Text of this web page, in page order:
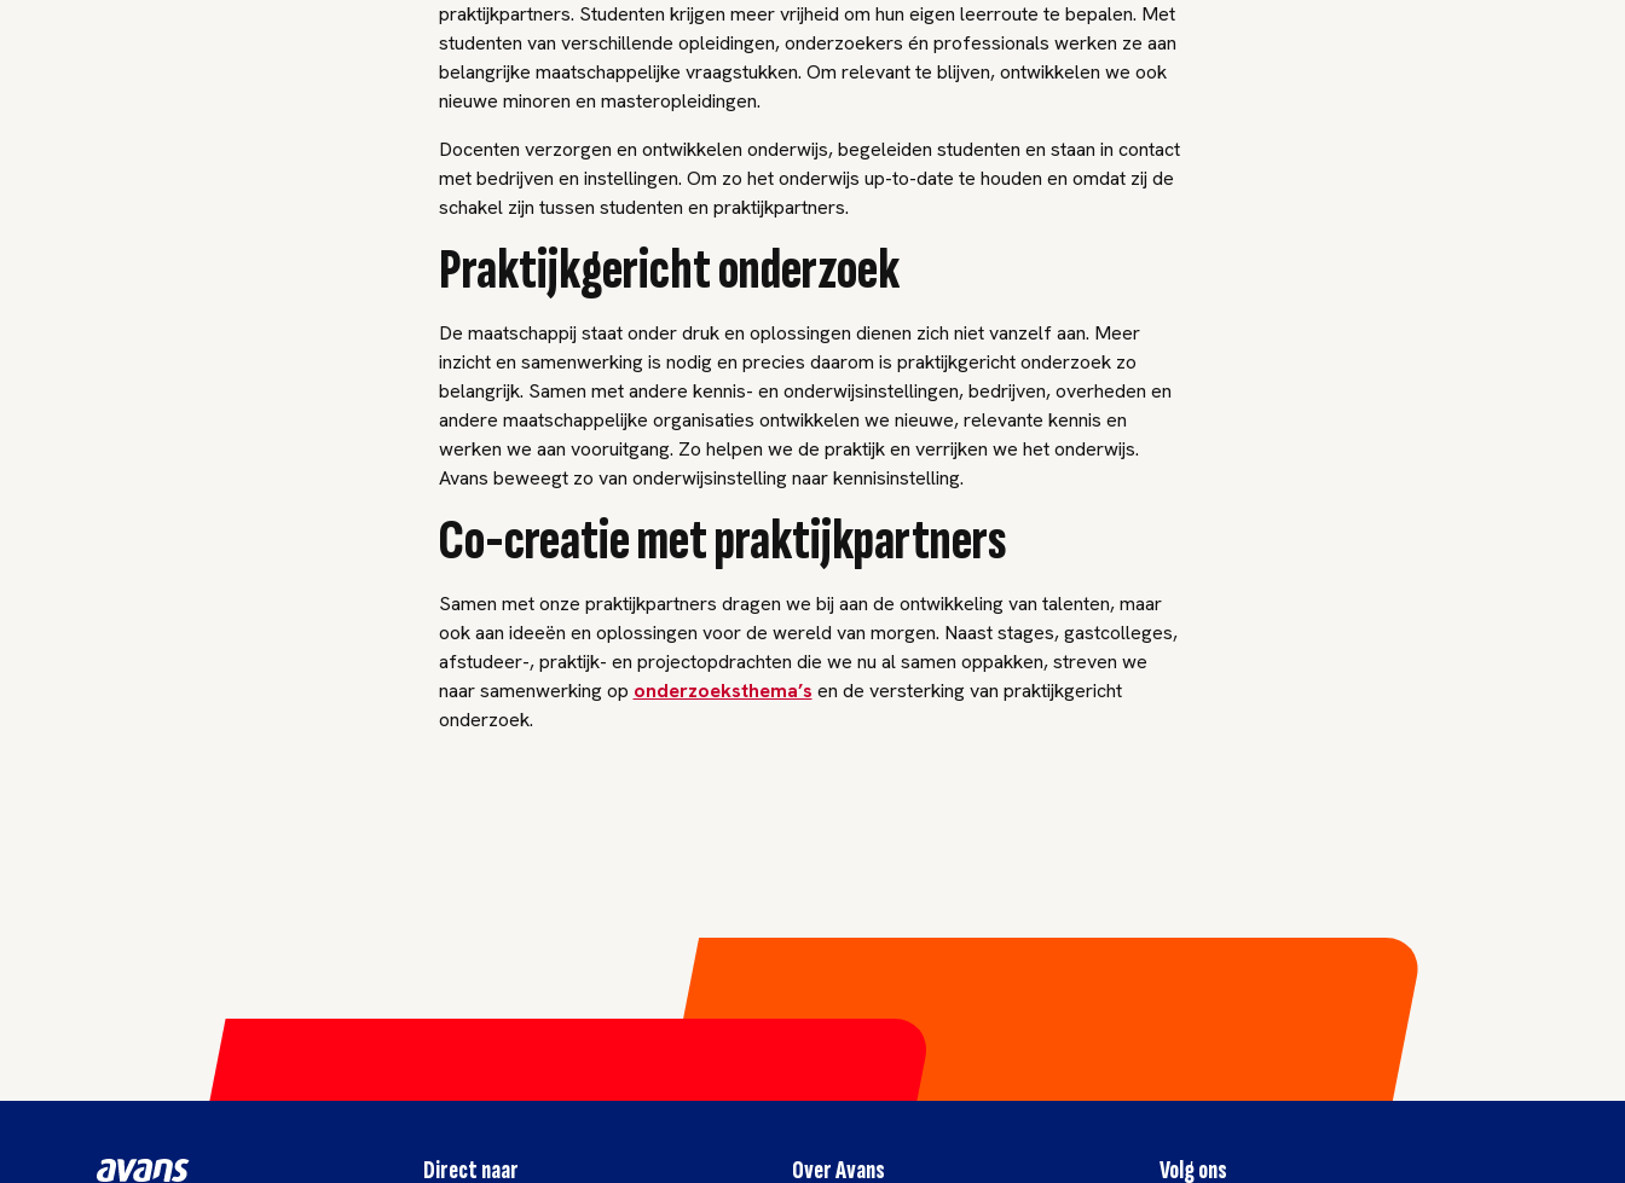
praktijkpartners. Studenten krijgen meer vrijheid om hun eigen leerroute te bepalen. Met
studenten van verschillende opleidingen, onderzoekers én professionals werken ze aan
belangrijke maatschappelijke vraagstukken. Om relevant te blijven, ontwikkelen we ook
nieuwe minoren en masteropleidingen.
Docenten verzorgen en ontwikkelen onderwijs, begeleiden studenten en staan in contact
met bedrijven en instellingen. Om zo het onderwijs up-to-date te houden en omdat zij de
schakel zijn tussen studenten en praktijkpartners.
Praktijkgericht onderzoek
De maatschappij staat onder druk en oplossingen dienen zich niet vanzelf aan. Meer
inzicht en samenwerking is nodig en precies daarom is praktijkgericht onderzoek zo
belangrijk. Samen met andere kennis- en onderwijsinstellingen, bedrijven, overheden en
andere maatschappelijke organisaties ontwikkelen we nieuwe, relevante kennis en
werken we aan vooruitgang. Zo helpen we de praktijk en verrijken we het onderwijs.
Avans beweegt zo van onderwijsinstelling naar kennisinstelling.
Co-creatie met praktijkpartners
Samen met onze praktijkpartners dragen we bij aan de ontwikkeling van talenten, maar
ook aan ideeën en oplossingen voor de wereld van morgen. Naast stages, gastcolleges,
afstudeer-, praktijk- en projectopdrachten die we nu al samen oppakken, streven we
naar samenwerking op onderzoeksthema’s en de versterking van praktijkgericht
onderzoek.
Direct naar Over Avans Volg ons